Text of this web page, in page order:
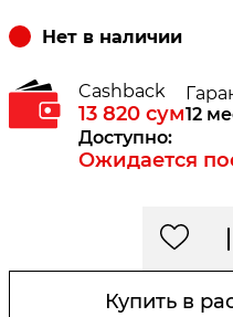
Нет в наличии
Cashback
13 820 сум12
Доступно:
Ожидается
Купить в